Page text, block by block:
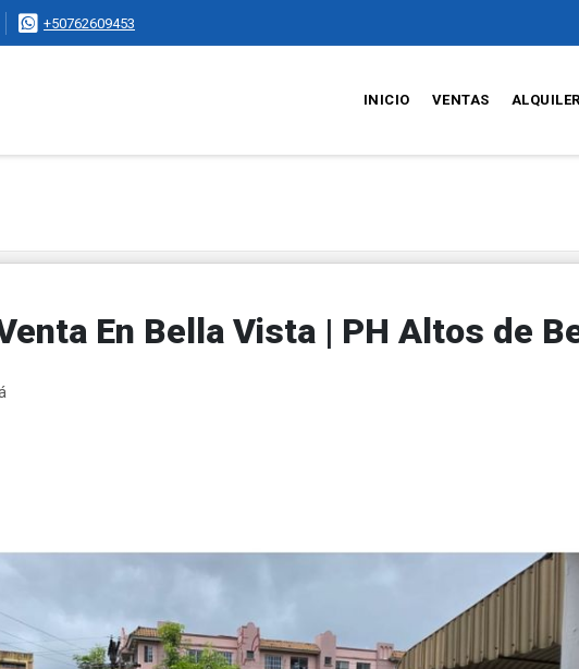
+50762609453
INICIO VENTAS
En Bella Vista | PH Altos de